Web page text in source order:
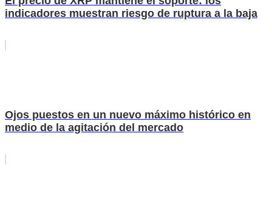
indicadores muestran riesgo de ruptura a la baja
Ojos puestos en un nuevo máximo histórico en
medio de la agitación del mercado